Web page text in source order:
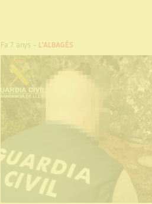
Fa 7 anys - L'ALBAGÉS